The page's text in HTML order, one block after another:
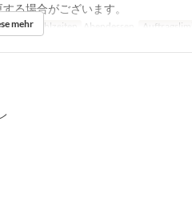
る場合がございます。
Ur Mahlzeiten Abendessen Auftragslimit
mehr